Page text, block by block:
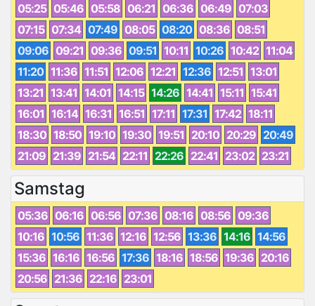
05:25 05:46 05:58 06:21 06:36 06:49 07:03
07:15 07:34 07:49 08:05 08:20 08:36 08:51
09:06 09:21 09:36 09:51 10:11 10:26 10:42 11:04
11:20 11:36 11:51 12:06 12:21 12:36 12:51 13:01
13:21 13:41 14:01 14:15 14:26 14:41 15:11 15:41
16:01 16:14 16:31 16:51 17:11 17:31 17:42 18:11
18:30 18:50 19:10 19:30 19:51 20:10 20:29 20:49
21:09 21:39 21:54 22:11 22:26 22:41 23:02 23:21
Samstag
05:36 06:16 06:56 07:36 08:16 08:56 09:36
10:16 10:56 11:36 12:16 12:56 13:36 14:16 14:56
15:36 16:16 16:56 17:36 18:16 18:56 19:36 20:16
20:56 21:36 22:16 23:01